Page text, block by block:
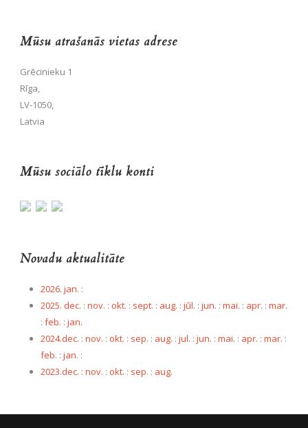
Mūsu atrašanās vietas adrese
Grēcinieku 1
Rīga,
LV-1050,
Latvia
Mūsu sociālo tīklu konti
Novadu aktualitāte
2026. jan. :
2025. dec. : nov. : okt. : sept. : aug. : jūl. : jun. : mai. : apr. : mar.
: feb. : jan.
2024.dec. : nov. : okt. : sep. : aug. : jul. : jun. : mai. : apr. : mar. :
feb. : jan. :
2023.dec. : nov. : okt. : sep. : aug.